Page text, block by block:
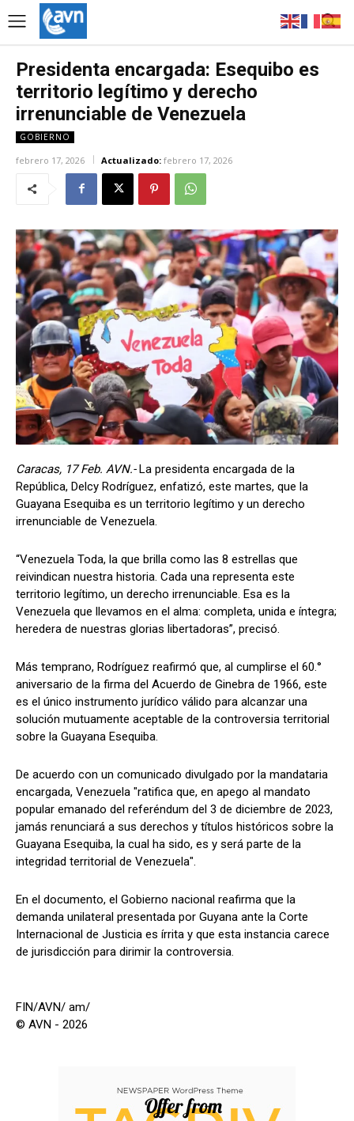
Presidenta encargada: Esequibo es
territorio legítimo y derecho
irrenunciable de Venezuela
GOBIERNO
febrero 17, 2026 Actualizado: febrero 17, 2026
Caracas, 17 Feb. AVN.-La presidenta encargada de la
República, Delcy Rodríguez, enfatizó, este martes, que la
Guayana Esequiba es un territorio legítimo y un derecho
irrenunciable de Venezuela.
“Venezuela Toda, la que brilla como las 8 estrellas que
reivindican nuestra historia. Cada una representa este
territorio legítimo, un derecho irrenunciable. Esa es la
Venezuela que llevamos en el alma: completa, unida e íntegra;
heredera de nuestras glorias libertadoras”, precisó.
Más temprano, Rodríguez reafirmó que, al cumplirse el 60.°
aniversario de la firma del Acuerdo de Ginebra de 1966, este
es el único instrumento jurídico válido para alcanzar una
solución mutuamente aceptable de la controversia territorial
sobre la Guayana Esequiba.
De acuerdo con un comunicado divulgado por la mandataria
encargada, Venezuela "ratifica que, en apego al mandato
popular emanado del referéndum del 3 de diciembre de 2023,
jamás renunciará a sus derechos y títulos históricos sobre la
Guayana Esequiba, la cual ha sido, es y será parte de la
integridad territorial de Venezuela".
En el documento, el Gobierno nacional reafirma que la
demanda unilateral presentada por Guyana ante la Corte
Internacional de Justicia es írrita y que esta instancia carece
de jurisdicción para dirimir la controversia.
FIN/AVN/ am/
© AVN - 2026